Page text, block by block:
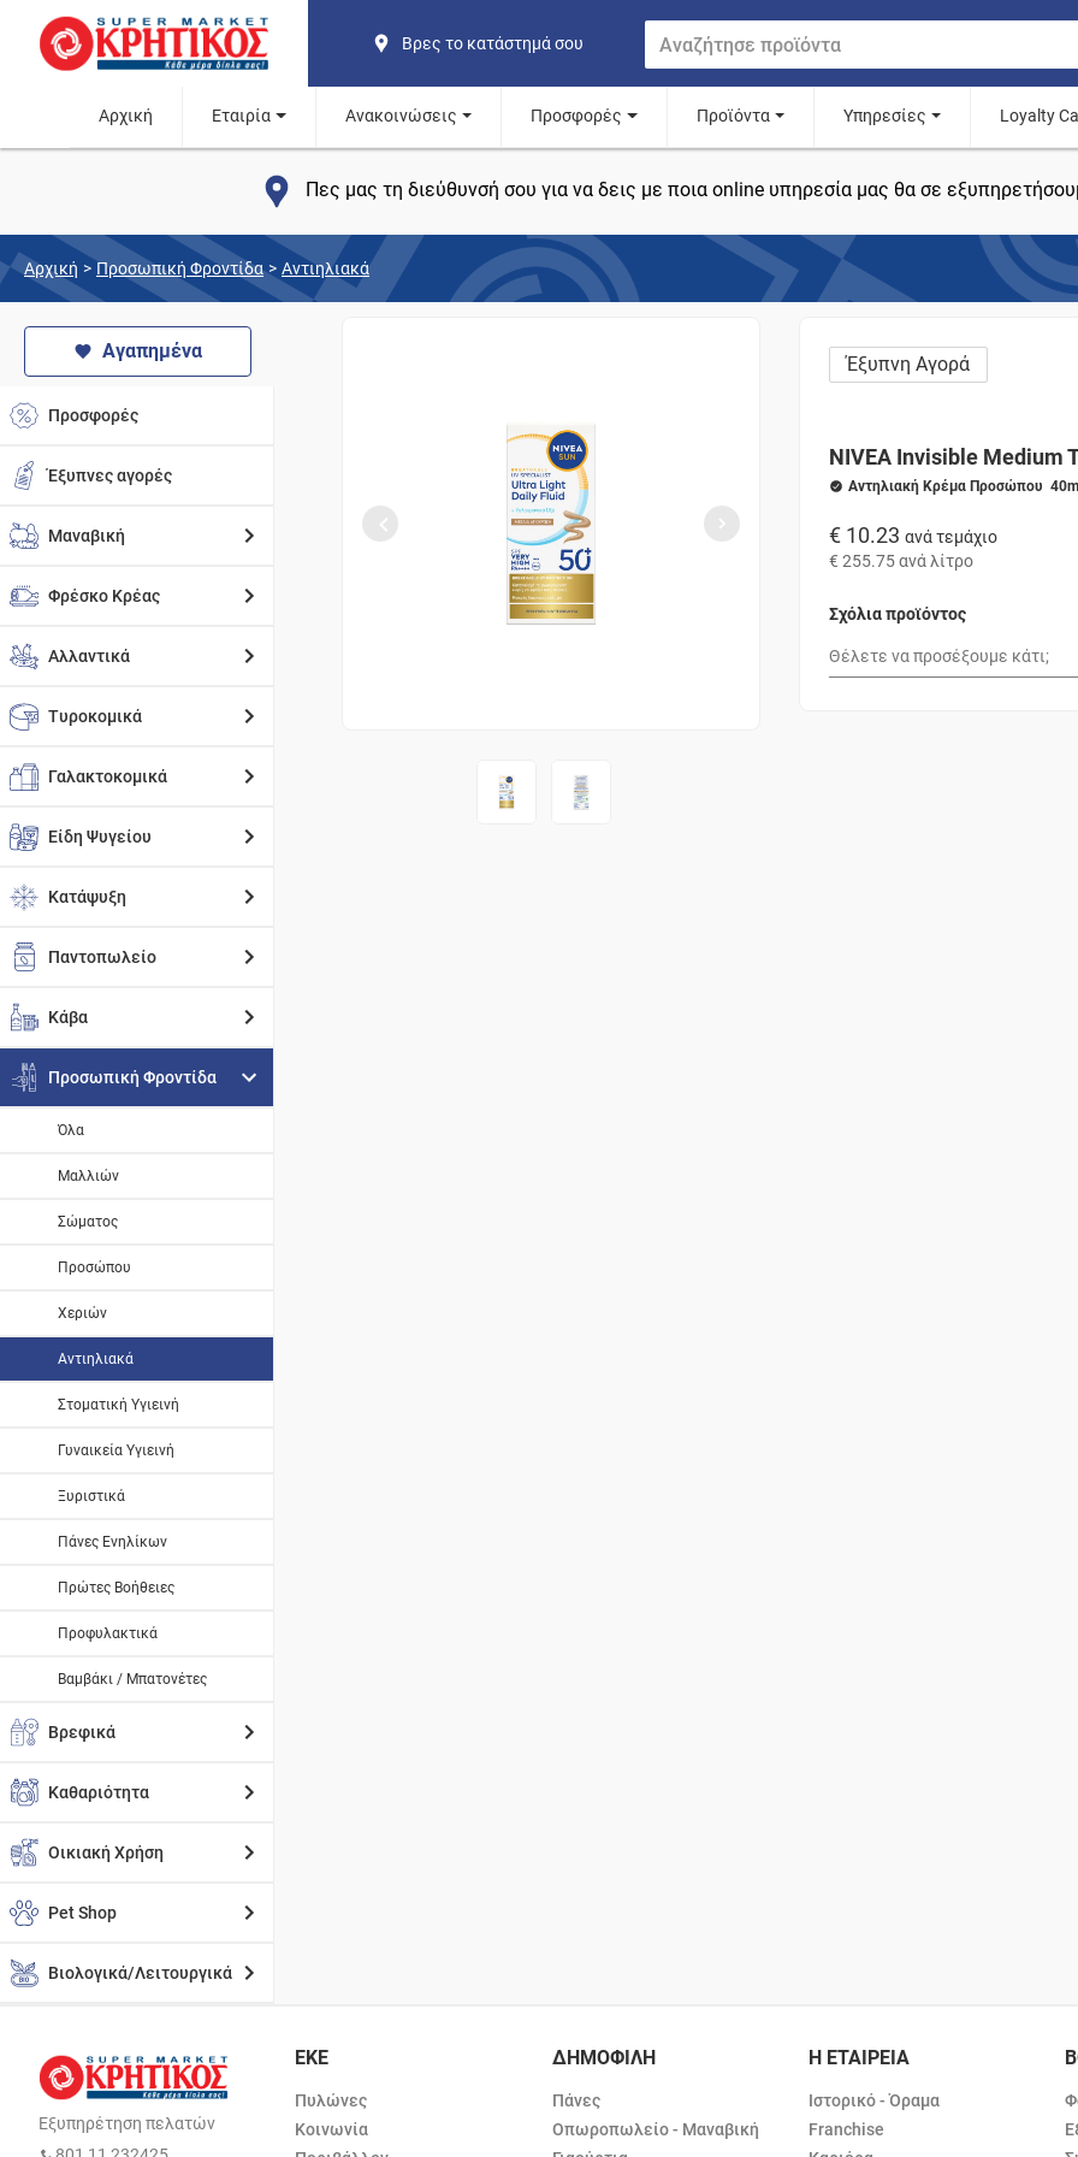
Βρες το κατάστημά σου
Αρχική Εταιρία Ανακοινώσεις Προσφορές Προϊόντα Υπηρεσίες Loyalty
Πες μας τη διεύθυνσή σου για να δεις με ποια online υπηρεσία μας θα σε
Αρχική > Προσωπική Φροντίδα > Αντιηλιακά
Αγαπημένα
Προσφορές
Έξυπνες αγορές
Μαναβική
Φρέσκο Κρέας
Αλλαντικά
Τυροκομικά
Γαλακτοκομικά
Είδη Ψυγείου
Κατάψυξη
Παντοπωλείο
Κάβα
Προσωπική Φροντίδα
Όλα
Μαλλιών
Σώματος
Προσώπου
Χεριών
Αντιηλιακά
Στοματική Υγιεινή
Γυναικεία Υγιεινή
Ξυριστικά
Πάνες Ενηλίκων
Πρώτες Βοήθειες
Προφυλακτικά
Βαμβάκι / Μπατονέτες
Βρεφικά
Καθαριότητα
Οικιακή Χρήση
Pet Shop
Βιολογικά/Λειτουργικά
Έξυπνη Αγορά
NIVEA Invisible Medium
Αντηλιακή Κρέμα Προσώπου 40ml
€ 10.23 ανά τεμάχιο
€ 255.75ανά λίτρο
Σχόλια προϊόντος
Εξυπηρέτηση πελατών
ΕΚΕ
Πυλώνες
Κοινωνία
ΔΗΜΟΦΙΛΗ
Πάνες
Οπωροπωλείο - Μαναβική
Η ΕΤΑΙΡΕΙΑ
Ιστορικό - Όραμα
Franchise